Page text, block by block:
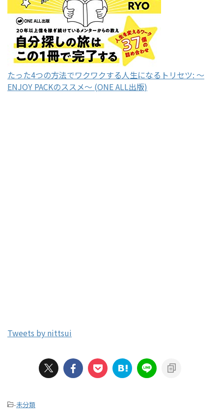
たった4つの方法でワクワクする人生になるトリセツ: 〜
ENJOY PACKのススメ〜 (ONE ALL出版)
Tweets by nittsui
-未分類